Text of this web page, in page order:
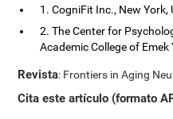
1. CogniFit Inc., New York,
2. The Center for
Academic College of Emek
Revista: Frontiers in Aging
Cita este artículo (formato